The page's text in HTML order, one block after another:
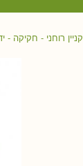
קניין רוחני - חקיקה -